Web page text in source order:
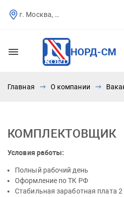
г. Москва, Севастопольский пр-т, д.25
НОРД-СМ
Главная О компании
КОМПЛЕКТОВЩИК
Условия работы:
Полный рабочий день
Оформление по ТК РФ
Стабильная заработная плата 2